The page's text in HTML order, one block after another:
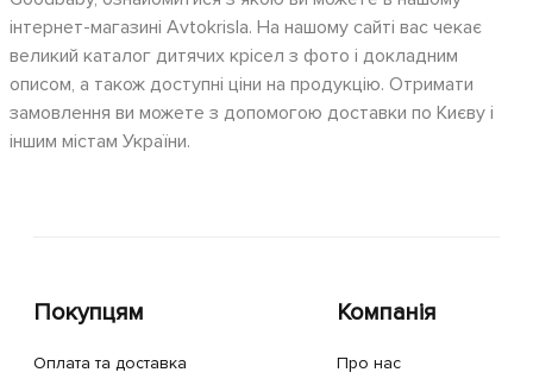
інтернет-магазині Avtokrisla. На нашому сайті вас чекає
великий каталог дитячих крісел з фото і докладним
описом, а також доступні ціни на продукцію. Отримати
замовлення ви можете з допомогою доставки по Києву і
іншим містам України.
Покупцям
Оплата та доставка
Компанія
Про нас